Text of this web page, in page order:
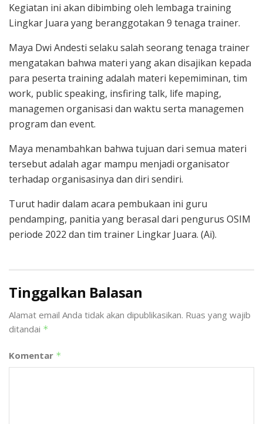
Kegiatan ini akan dibimbing oleh lembaga training
Lingkar Juara yang beranggotakan 9 tenaga trainer.
Maya Dwi Andesti selaku salah seorang tenaga trainer
mengatakan bahwa materi yang akan disajikan kepada
para peserta training adalah materi kepemiminan, tim
work, public speaking, insfiring talk, life maping,
managemen organisasi dan waktu serta managemen
program dan event.
Maya menambahkan bahwa tujuan dari semua materi
tersebut adalah agar mampu menjadi organisator
terhadap organisasinya dan diri sendiri.
Turut hadir dalam acara pembukaan ini guru
pendamping, panitia yang berasal dari pengurus OSIM
periode 2022 dan tim trainer Lingkar Juara. (Ai).
Tinggalkan Balasan
Alamat email Anda tidak akan dipublikasikan. Ruas yang wajib
ditandai *
Komentar *